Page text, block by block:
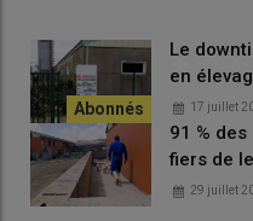
en élevage et avec le
plusieurs modèles de
nombreuses sur le
permettrait d’obtenir des
performants dans
rencontrés sans
éleveurs envisageant de
Le
en
17 juillet
91 %
fiers de
29 juillet